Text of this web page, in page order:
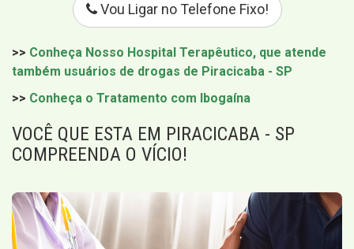
Vou Ligar no Telefone Fixo!
>> Conheça Nosso Hospital Terapêutico, que atende
também usuários de drogas de Piracicaba - SP
>> Conheça o Tratamento com Ibogaína
VOCÊ QUE ESTA EM PIRACICABA - SP
COMPREENDA O VÍCIO!